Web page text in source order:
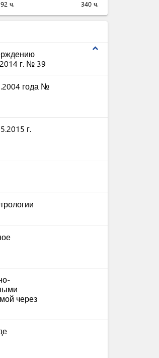
92 ч. 340 ч.
expand_less
г. № 39​
года №
г.
через